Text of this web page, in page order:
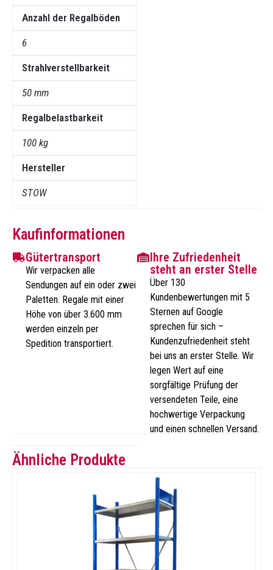
Anzahl der Regalböden
6
Strahlverstellbarkeit
50 mm
Regalbelastbarkeit
100 kg
Hersteller
STOW
Kaufinformationen
Gütertransport
Wir verpacken alle
Sendungen auf ein oder zwei
Paletten. Regale mit einer
Höhe von über 3.600 mm
werden einzeln per
Spedition transportiert.
Ihre Zufriedenheit
steht an erster Stelle
Über 130
Kundenbewertungen mit 5
Sternen auf Google
sprechen für sich –
Kundenzufriedenheit steht
bei uns an erster Stelle. Wir
legen Wert auf eine
sorgfältige Prüfung der
versendeten Teile, eine
hochwertige Verpackung
und einen schnellen Versand.
Ähnliche Produkte